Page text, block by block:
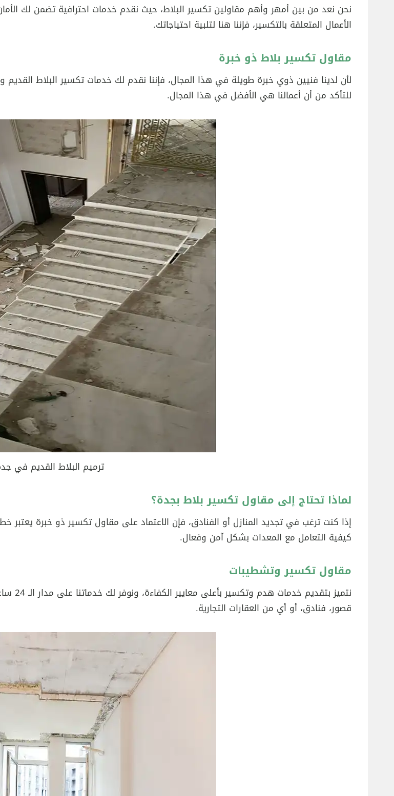
نحن نعد من بين أمهر وأهم مقاولين تكسير البلاط، حيث نقدم خدمات احترافية تضمن لك
الأعمال المتعلقة بالتكسير، فإننا هنا لتلبية احتياجاتك.
مقاول تكسير بلاط ذو خبرة
لأن لدينا فنيين ذوي خبرة طويلة في هذا المجال، فإننا نقدم لك خدمات تكسير البلاط القديم
للتأكد من أن أعمالنا هي الأفضل في هذا المجال.
ترميم البلاط القديم في
لماذا تحتاج إلى مقاول تكسير بلاط بجدة؟
إذا كنت ترغب في تجديد المنازل أو الفنادق، فإن الاعتماد على مقاول تكسير ذو خبرة
كيفية التعامل مع المعدات بشكل آمن وفعال.
مقاول تكسير وتشطيبات
قصور، فنادق، أو أي من العقارات التجارية.